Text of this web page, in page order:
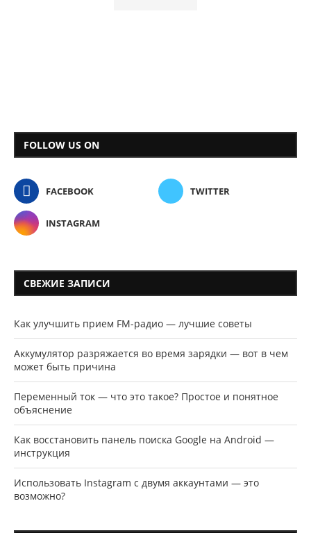
FOLLOW US ON
FACEBOOK TWITTER
INSTAGRAM
СВЕЖИЕ ЗАПИСИ
Как улучшить прием FM-радио — лучшие советы
Аккумулятор разряжается во время зарядки — вот в чем
может быть причина
Переменный ток — что это такое? Простое и понятное
объяснение
Как восстановить панель поиска Google на Android —
инструкция
Использовать Instagram с двумя аккаунтами — это
возможно?